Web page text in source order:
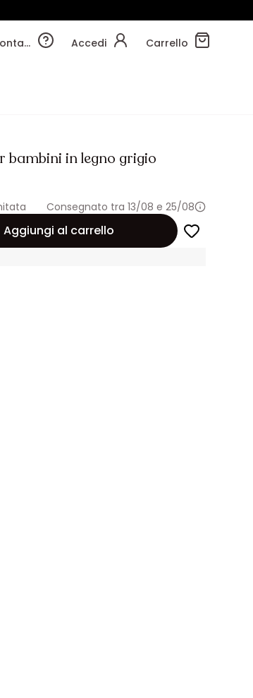
Aiuto e Contatti Accedi Carrello
bambini in legno grigio
Consegnato tra 13/08 e 25/08
Aggiungi al carrello